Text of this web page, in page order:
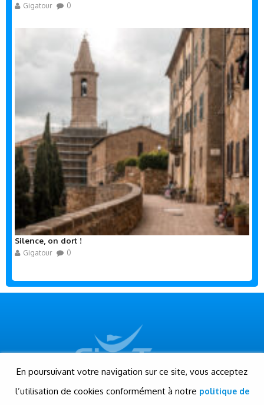
Gigatour 0
Silence, on dort !
Gigatour 0
© Gigatour - Tous droits réservés
En poursuivant votre navigation sur ce site, vous acceptez
l’utilisation de cookies conformément à notre politique de